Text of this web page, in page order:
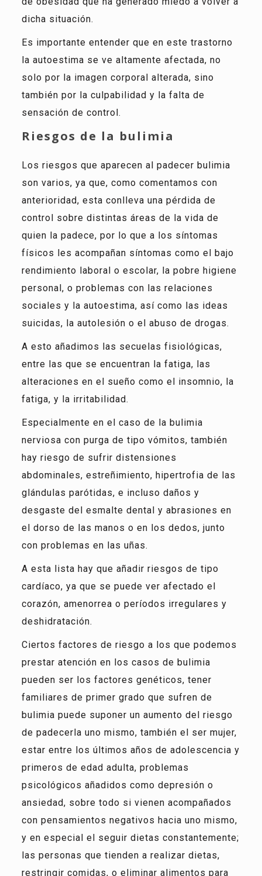
dicha situación.
Es importante entender que en este trastorno
la autoestima se ve altamente afectada, no
solo por la imagen corporal alterada, sino
también por la culpabilidad y la falta de
sensación de control.
Riesgos de la bulimia
Los riesgos que aparecen al padecer bulimia
son varios, ya que, como comentamos con
anterioridad, esta conlleva una pérdida de
control sobre distintas áreas de la vida de
quien la padece, por lo que a los síntomas
físicos les acompañan síntomas como el bajo
rendimiento laboral o escolar, la pobre higiene
personal, o problemas con las relaciones
sociales y la autoestima, así como las ideas
suicidas, la autolesión o el abuso de drogas.
A esto añadimos las secuelas fisiológicas,
entre las que se encuentran la fatiga, las
alteraciones en el sueño como el insomnio, la
fatiga, y la irritabilidad.
Especialmente en el caso de la bulimia
nerviosa con purga de tipo vómitos, también
hay riesgo de sufrir distensiones
abdominales, estreñimiento, hipertrofia de las
glándulas parótidas, e incluso daños y
desgaste del esmalte dental y abrasiones en
el dorso de las manos o en los dedos, junto
con problemas en las uñas.
A esta lista hay que añadir riesgos de tipo
cardíaco, ya que se puede ver afectado el
corazón, amenorrea o períodos irregulares y
deshidratación.
Ciertos factores de riesgo a los que podemos
prestar atención en los casos de bulimia
pueden ser los factores genéticos, tener
familiares de primer grado que sufren de
bulimia puede suponer un aumento del riesgo
de padecerla uno mismo, también el ser mujer,
estar entre los últimos años de adolescencia y
primeros de edad adulta, problemas
psicológicos añadidos como depresión o
ansiedad, sobre todo si vienen acompañados
con pensamientos negativos hacia uno mismo,
y en especial el seguir dietas constantemente;
las personas que tienden a realizar dietas,
restringir comidas, o eliminar alimentos para